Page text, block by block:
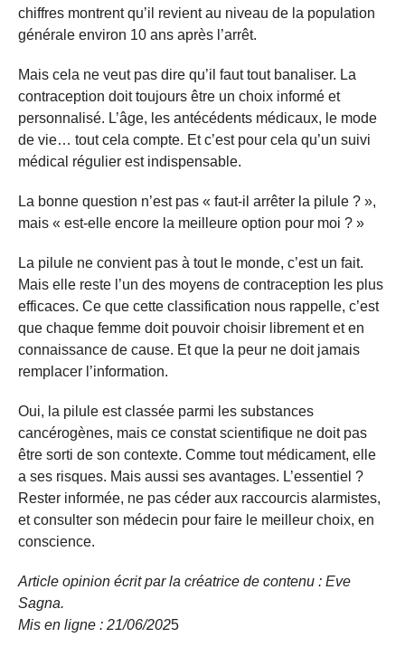
chiffres montrent qu’il revient au niveau de la population
générale environ 10 ans après l’arrêt.
Mais cela ne veut pas dire qu’il faut tout banaliser. La
contraception doit toujours être un choix informé et
personnalisé. L’âge, les antécédents médicaux, le mode
de vie… tout cela compte. Et c’est pour cela qu’un suivi
médical régulier est indispensable.
La bonne question n’est pas « faut-il arrêter la pilule ? »,
mais « est-elle encore la meilleure option pour moi ? »
La pilule ne convient pas à tout le monde, c’est un fait.
Mais elle reste l’un des moyens de contraception les plus
efficaces. Ce que cette classification nous rappelle, c’est
que chaque femme doit pouvoir choisir librement et en
connaissance de cause. Et que la peur ne doit jamais
remplacer l’information.
Oui, la pilule est classée parmi les substances
cancérogènes, mais ce constat scientifique ne doit pas
être sorti de son contexte. Comme tout médicament, elle
a ses risques. Mais aussi ses avantages. L’essentiel ?
Rester informée, ne pas céder aux raccourcis alarmistes,
et consulter son médecin pour faire le meilleur choix, en
conscience.
Article opinion écrit par la créatrice de contenu : Eve
Sagna.
Mis en ligne : 21/06/2025